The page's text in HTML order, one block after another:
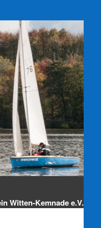
Witten-Kemnade e.V.